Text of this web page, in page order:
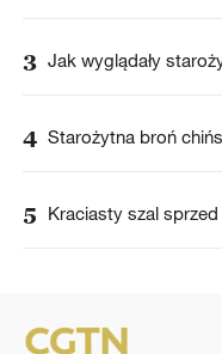
3 Jak wyglądały
4 Starożytna broń
5 Kraciasty szal